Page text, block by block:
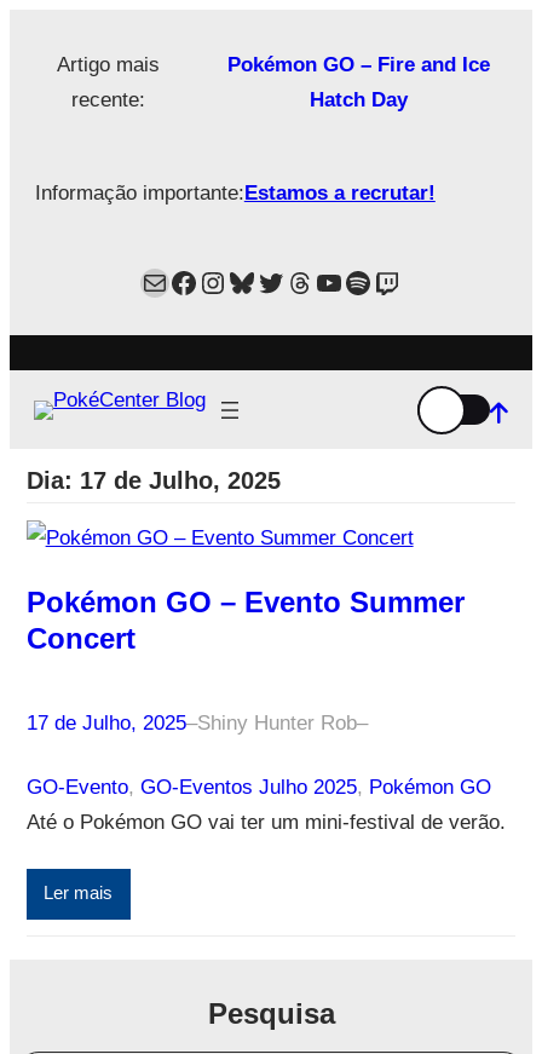
Artigo mais
recente:
Pokémon GO – Fire and Ice
Hatch Day
Informação importante:Estamos a recrutar!
MailFacebook
Instagram
Bluesky
Twitter
Estamos no Threads!
YouTube
Spotify
Twitch
Dia: 17 de Julho, 2025
Pokémon GO – Evento Summer
Concert
17 de Julho, 2025–Shiny Hunter Rob–
GO-Evento, GO-Eventos Julho 2025, Pokémon GO
Até o Pokémon GO vai ter um mini-festival de verão.
Ler mais
Pesquisa